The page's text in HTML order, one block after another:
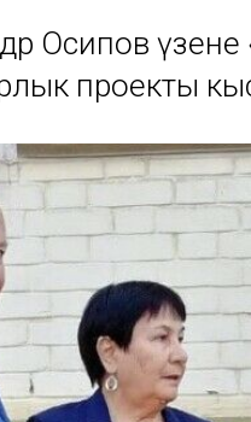
Осипов
проекты